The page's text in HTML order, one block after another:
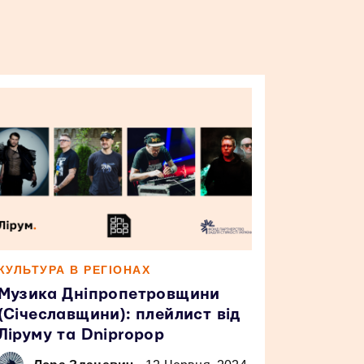
В РЕГІОНАХ
Дніпропетровщини
плейлист від
та Dnipropop